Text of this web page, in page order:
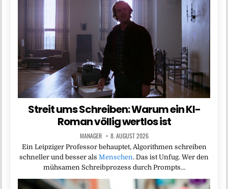
Streit ums Schreiben: Warum ein KI-
Roman völlig wertlos ist
MANAGER 8. AUGUST 2026
Ein Leipziger Professor behauptet, Algorithmen schreiben
schneller und besser als Menschen. Das ist Unfug. Wer den
mühsamen Schreibprozess durch Prompts…